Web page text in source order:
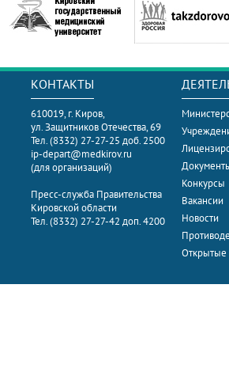
КОНТАКТЫ
610019, г. Киров,
ул. Защитников Отечества, 69
Тел. (8332) 27-27-25 доб. 2500
ip-depart@medkirov.ru
(для организаций)
Пресс-служба Правительства
Кировской области
Тел. (8332) 27-27-42 доп. 4200
Конкурсы
Вакансии
Новости